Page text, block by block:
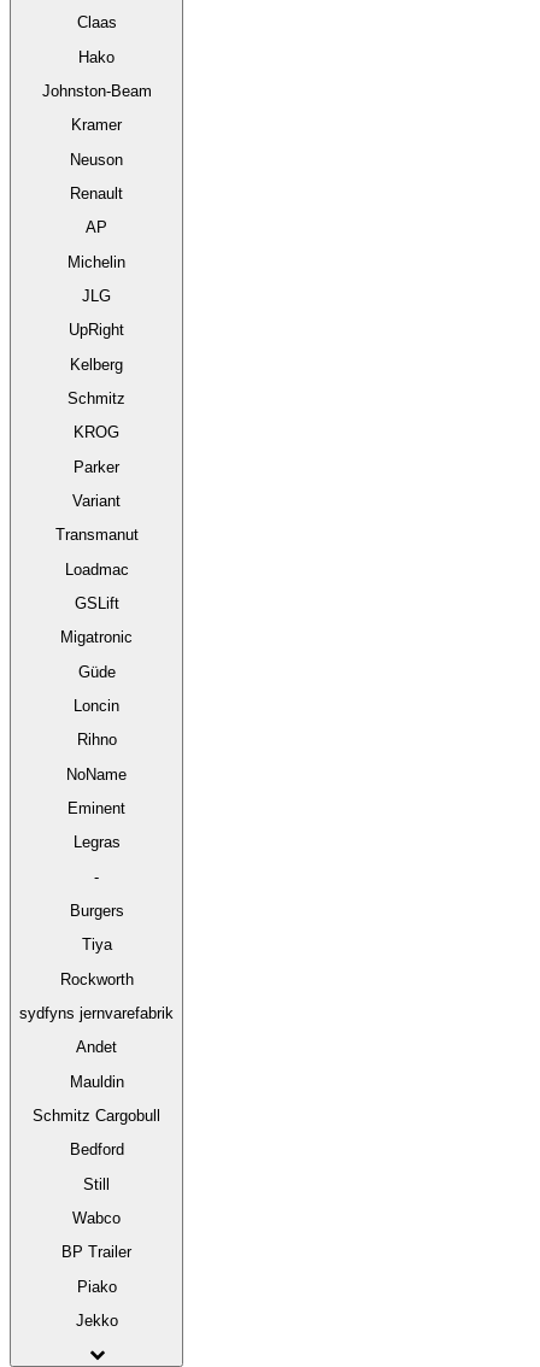
Claas
Hako
Johnston-Beam
Kramer
Neuson
Renault
AP
Michelin
JLG
UpRight
Kelberg
Schmitz
KROG
Parker
Variant
Transmanut
Loadmac
GSLift
Migatronic
Güde
Loncin
Rihno
NoName
Eminent
Legras
-
Burgers
Tiya
Rockworth
sydfyns jernvarefabrik
Andet
Mauldin
Schmitz Cargobull
Bedford
Still
Wabco
BP Trailer
Piako
Jekko